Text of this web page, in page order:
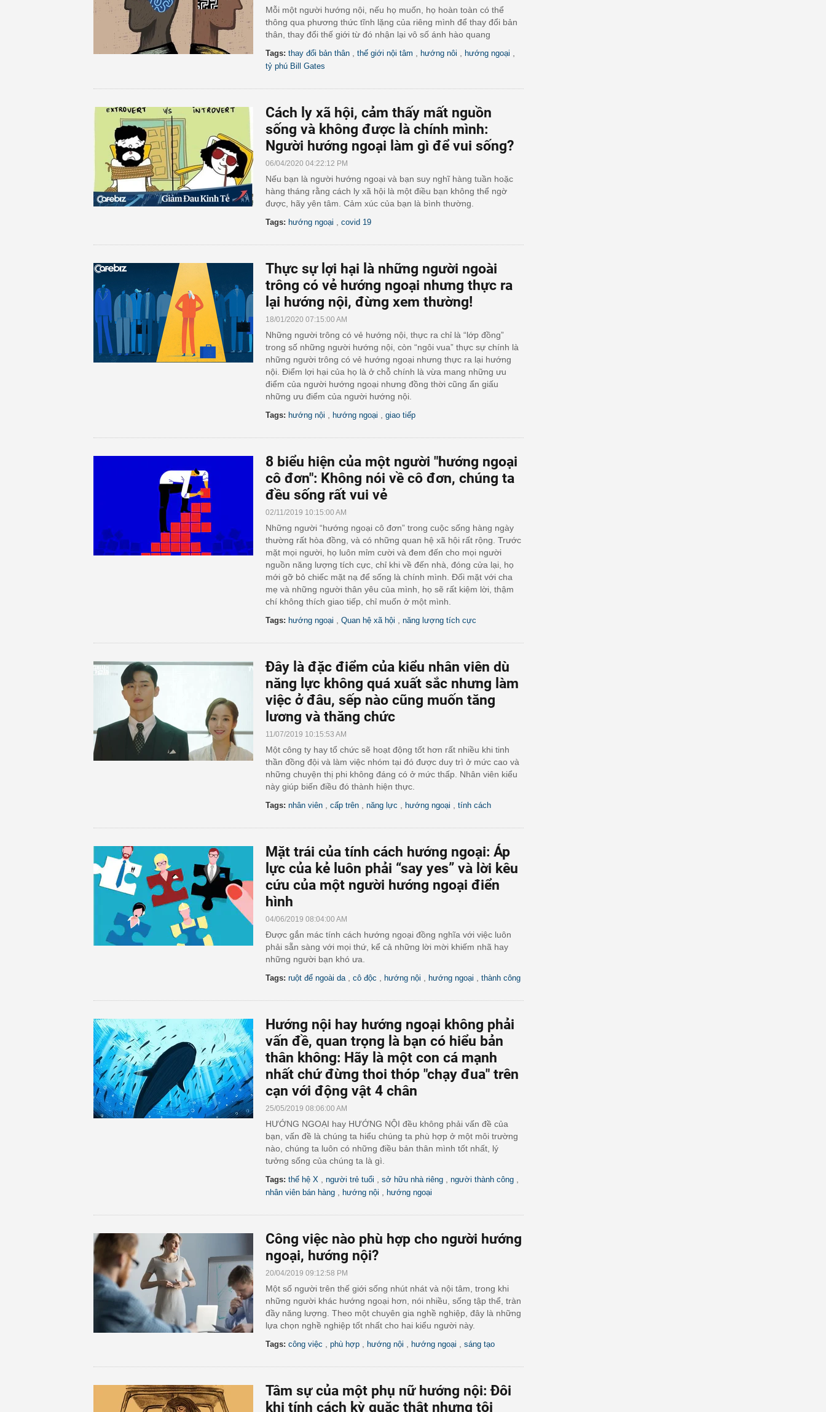
Mỗi một người hướng nội, nếu họ muốn, họ hoàn toàn có thể
thông qua phương thức tĩnh lặng của riêng mình để thay đổi bản
thân, thay đổi thế giới từ đó nhận lại vô số ánh hào quang
Tags: thay đổi bản thân thế giới nội tâm hướng nôi hướng ngoại
tỷ phú Bill Gates
Cách ly xã hội, cảm thấy mất nguồn
sống và không được là chính mình:
Người hướng ngoại làm gì để vui sống?
06/04/2020 04:22:12 PM
Nếu bạn là người hướng ngoại và bạn suy nghĩ hàng tuần hoặc
hàng tháng rằng cách ly xã hội là một điều bạn không thể ngờ
được, hãy yên tâm. Cảm xúc của bạn là bình thường.
Tags: hướng ngoại covid 19
Thực sự lợi hại là những người ngoài
trông có vẻ hướng ngoại nhưng thực ra
lại hướng nội, đừng xem thường!
18/01/2020 07:15:00 AM
Những người trông có vẻ hướng nội, thực ra chỉ là “lớp đồng”
trong số những người hướng nội, còn “ngôi vua” thực sự chính là
những người trông có vẻ hướng ngoại nhưng thực ra lại hướng
nội. Điểm lợi hại của họ là ở chỗ chính là vừa mang những ưu
điểm của người hướng ngoại nhưng đồng thời cũng ẩn giấu
những ưu điểm của người hướng nội.
Tags: hướng nội hướng ngoại giao tiếp
8 biểu hiện của một người "hướng ngoại
cô đơn": Không nói về cô đơn, chúng ta
đều sống rất vui vẻ
02/11/2019 10:15:00 AM
Những người “hướng ngoại cô đơn” trong cuộc sống hàng ngày
thường rất hòa đồng, và có những quan hệ xã hội rất rộng. Trước
mặt mọi người, họ luôn mỉm cười và đem đến cho mọi người
nguồn năng lượng tích cực, chỉ khi về đến nhà, đóng cửa lại, họ
mới gỡ bỏ chiếc mặt nạ để sống là chính mình. Đối mặt với cha
mẹ và những người thân yêu của mình, họ sẽ rất kiệm lời, thậm
chí không thích giao tiếp, chỉ muốn ở một mình.
Tags: hướng ngoại Quan hệ xã hội năng lượng tích cực
Đây là đặc điểm của kiểu nhân viên dù
năng lực không quá xuất sắc nhưng làm
việc ở đâu, sếp nào cũng muốn tăng
lương và thăng chức
11/07/2019 10:15:53 AM
Một công ty hay tổ chức sẽ hoạt động tốt hơn rất nhiều khi tinh
thần đồng đội và làm việc nhóm tại đó được duy trì ở mức cao và
những chuyện thị phi không đáng có ở mức thấp. Nhân viên kiểu
này giúp biến điều đó thành hiện thực.
Tags: nhân viên cấp trên năng lực hướng ngoại tính cách
Mặt trái của tính cách hướng ngoại: Áp
lực của kẻ luôn phải “say yes” và lời kêu
cứu của một người hướng ngoại điển
hình
04/06/2019 08:04:00 AM
Được gắn mác tính cách hướng ngoại đồng nghĩa với việc luôn
phải sẵn sàng với mọi thứ, kể cả những lời mời khiếm nhã hay
những người bạn khó ưa.
Tags: ruột để ngoài da cô độc hướng nội hướng ngoại thành công
Hướng nội hay hướng ngoại không phải
vấn đề, quan trọng là bạn có hiểu bản
thân không: Hãy là một con cá mạnh
nhất chứ đừng thoi thóp "chạy đua" trên
cạn với động vật 4 chân
25/05/2019 08:06:00 AM
HƯỚNG NGOẠI hay HƯỚNG NỘI đều không phải vấn đề của
bạn, vấn đề là chúng ta hiểu chúng ta phù hợp ở một môi trường
nào, chúng ta luôn có những điều bản thân mình tốt nhất, lý
tưởng sống của chúng ta là gì.
Tags: thế hệ X người trẻ tuổi sở hữu nhà riêng người thành công
nhân viên bán hàng hướng nội hướng ngoại
Công việc nào phù hợp cho người hướng
ngoại, hướng nội?
20/04/2019 09:12:58 PM
Một số người trên thế giới sống nhút nhát và nội tâm, trong khi
những người khác hướng ngoại hơn, nói nhiều, sống tập thể, tràn
đầy năng lượng. Theo một chuyên gia nghề nghiệp, đây là những
lựa chọn nghề nghiệp tốt nhất cho hai kiểu người này.
Tags: công việc phù hợp hướng nội hướng ngoại sáng tạo
Tâm sự của một phụ nữ hướng nội: Đôi
khi tính cách kỳ quặc thật nhưng tôi